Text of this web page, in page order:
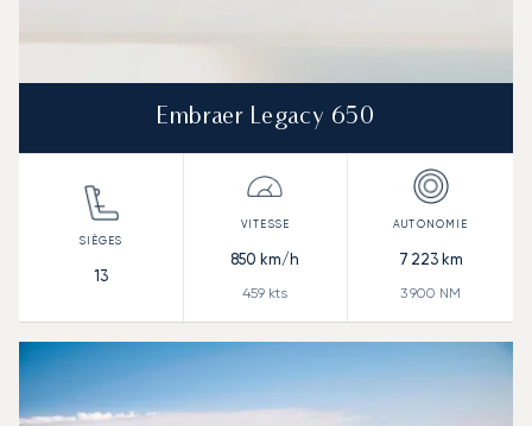
Embraer Legacy 650
13
850 km/h
459 kts
7 223km
3 900 NM